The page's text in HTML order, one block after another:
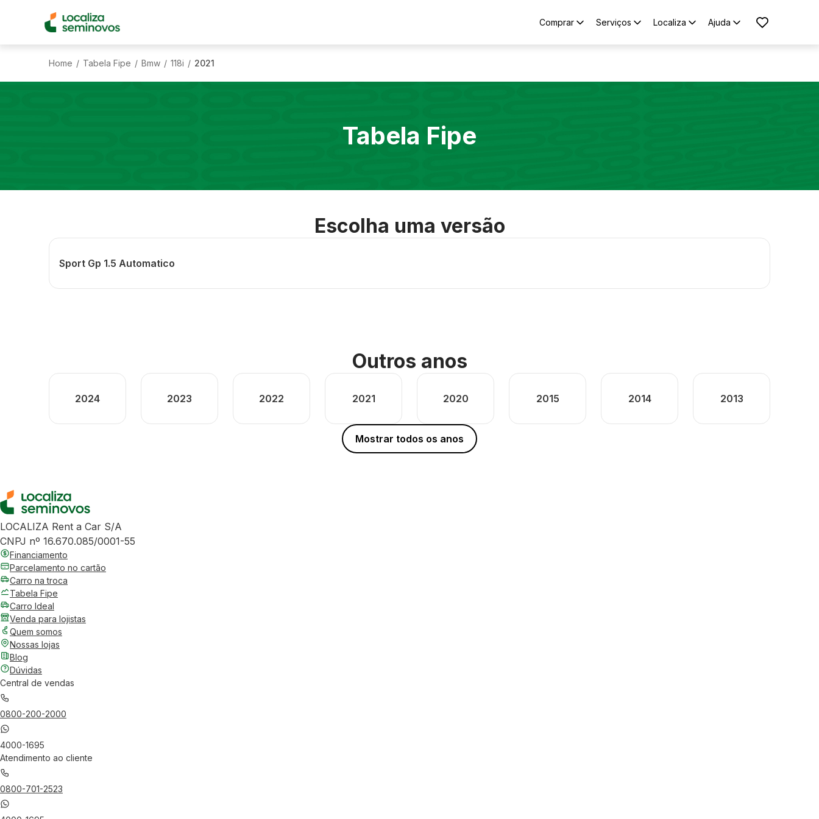
Comprar Serviços Localiza Ajuda
Home / Tabela Fipe / Bmw / 118i / 2021
Tabela Fipe
Escolha uma versão
Sport Gp 1.5 Automatico
Outros anos
2024 2023 2022 2021 2020 2015 2014 2013
Mostrar todos os anos
LOCALIZA Rent a Car S/A
CNPJ nº 16.670.085/0001-55
Financiamento
Parcelamento no cartão
Carro na troca
Tabela Fipe
Carro Ideal
Venda para lojistas
Quem somos
Nossas lojas
Blog
Dúvidas
Central de vendas
0800-200-2000
4000-1695
Atendimento ao cliente
0800-701-2523